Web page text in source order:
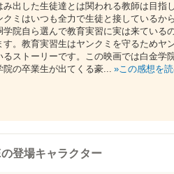
出した生徒達とは関われる教師は目指
クミはいつも全力で生徒と接しているか
院自ら選んで教育実習に実は来ている
す。教育実習生はヤンクミを守るためヤ
ストーリーです。この映画では白金学
院の卒業生が出てくる豪...
この感想を
登場キャラクター